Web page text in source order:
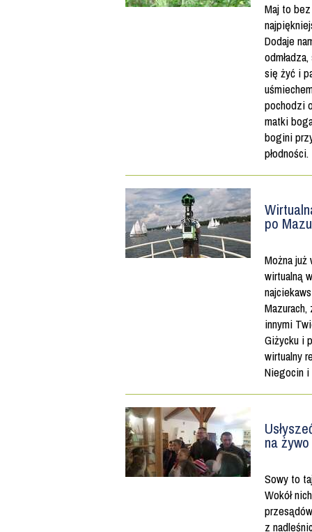
Maj to
Dodaje
się żyć i
pochodzi
matki
bogini
płodności.
po
Można już
wirtualną
innymi
Giżycku i
wirtualny
Niegocin i
na żywo
Sowy to
Wokół
z